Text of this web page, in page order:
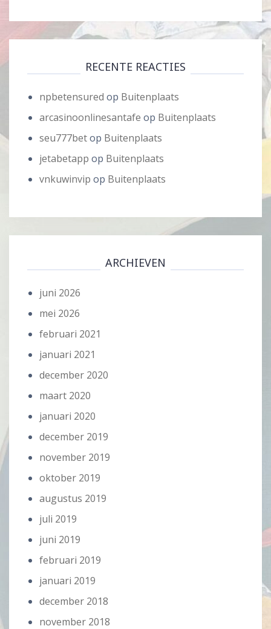
RECENTE REACTIES
npbetensured op Buitenplaats
arcasinoonlinesantafe op Buitenplaats
seu777betop Buitenplaats
jetabetapp op Buitenplaats
vnkuwinvip op Buitenplaats
ARCHIEVEN
juni 2026
mei 2026
februari 2021
januari 2021
december 2020
maart 2020
januari 2020
december 2019
november 2019
oktober 2019
augustus 2019
juli 2019
juni 2019
februari 2019
januari 2019
december 2018
november 2018